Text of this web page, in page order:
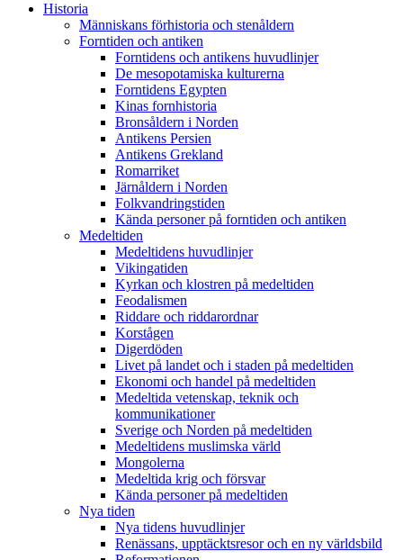
Historia
Människans förhistoria och stenåldern
Forntiden och antiken
Forntidens och antikens huvudlinjer
De mesopotamiska kulturerna
Forntidens Egypten
Kinas fornhistoria
Bronsåldern i Norden
Antikens Persien
Antikens Grekland
Romarriket
Järnåldern i Norden
Folkvandringstiden
Kända personer på forntiden och antiken
Medeltiden
Medeltidens huvudlinjer
Vikingatiden
Kyrkan och klostren på medeltiden
Feodalismen
Riddare och riddarordnar
Korstågen
Digerdöden
Livet på landet och i staden på medeltiden
Ekonomi och handel på medeltiden
Medeltida vetenskap, teknik och
kommunikationer
Sverige och Norden på medeltiden
Medeltidens muslimska värld
Mongolerna
Medeltida krig och försvar
Kända personer på medeltiden
Nya tiden
Nya tidens huvudlinjer
Renässans, upptäcktsresor och en ny världsbild